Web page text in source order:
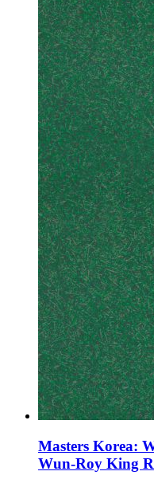
Masters Korea:
Wun-Roy King